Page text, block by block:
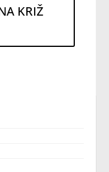
KRIŽ